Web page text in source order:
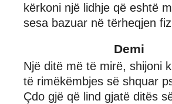
kërkoni një lidhje që eshtë
sesa bazuar në tërheqjen
Demi
Një ditë më të mirë, shijoni
të rimëkëmbjes së shquar
Çdo gjë që lind gjatë ditës